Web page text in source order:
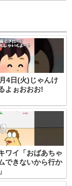
4日(火)じゃんけ
よぉおおお!
ワイ「おばあちゃ
できないから行か